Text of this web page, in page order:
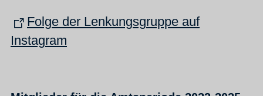
Folge der Lenkungsgruppe auf
Instagram